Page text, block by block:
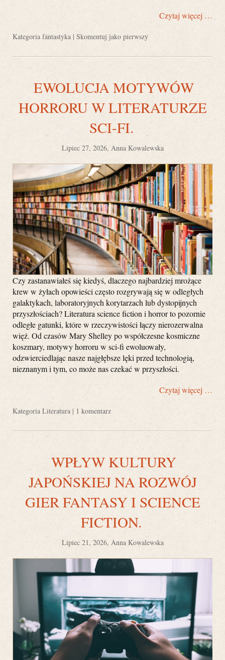
Czytaj więcej …
Kategoria fantastyka | Skomentuj jako pierwszy
EWOLUCJA MOTYWÓW
HORRORU W LITERATURZE
SCI-FI.
Lipiec 27, 2026, Anna Kowalewska
Czy zastanawiałeś się kiedyś, dlaczego najbardziej mrożące
krew w żyłach opowieści często rozgrywają się w odległych
galaktykach, laboratoryjnych korytarzach lub dystopijnych
przyszłościach? Literatura science fiction i horror to pozornie
odległe gatunki, które w rzeczywistości łączy nierozerwalna
więź. Od czasów Mary Shelley po współczesne kosmiczne
koszmary, motywy horroru w sci-fi ewoluowały,
odzwierciedlając nasze najgłębsze lęki przed technologią,
nieznanym i tym, co może nas czekać w przyszłości.
Czytaj więcej …
Kategoria Literatura | 1 komentarz
WPŁYW KULTURY
JAPOŃSKIEJ NA ROZWÓJ
GIER FANTASY I SCIENCE
FICTION.
Lipiec 21, 2026, Anna Kowalewska